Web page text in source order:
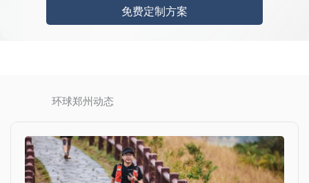
免费定制方案
环球郑州动态